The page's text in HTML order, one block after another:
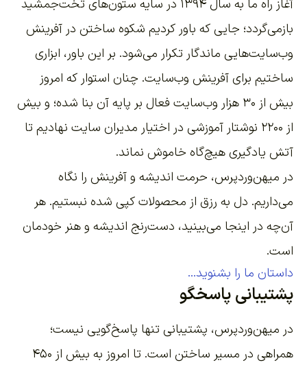
آغاز راه ما به سال ۱۳۹۴ در سایه ستون‌های تخت‌جمشید
جایی که باور کردیم شکوه ساختن در آفرینش
ماندگار تکرار می‌شود. بر این باور،ابزاری
برای آفرینش وب‌سایت. چنان استوار که امروز
بیش از ۳۰ هزار وب‌سایت فعال بر پایه آن بنا شده؛ و بیش
نوشتار آموزشیدر اختیار مدیران سایت نهادیم تا
یادگیری هیچ‌گاه خاموش نماند.
میهن‌وردپرس، حرمت اندیشه و آفرینش را نگاه
دل به رزق از محصولات کپی شده نبستیم. هر
در اینجا می‌بینید، دست‌رنج اندیشه و هنر خودمان
ما را بشنوید...
پاسخگو
میهن‌وردپرس، پشتیبانی تنها پاسخ‌گویی نیست؛
همراهی در مسیر ساختن است. تا امروز به بیش از ۴۵۰